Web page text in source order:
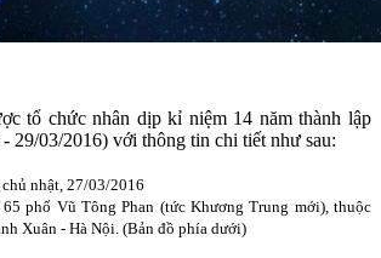
tổ chức nhân dịp kỉ niệm 14 năm thành lập
29/03/2016) với thông tin chi tiết như sau:
chủ nhật, 27/03/2016
65 phố Vũ Tông Phan (tức Khương Trung mới), thuộc
Xuân - Hà Nội. (Bản đồ phía dưới)